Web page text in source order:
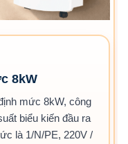
8kW
mức 8kW, công
biểu kiến đầu ra
là 1/N/PE, 220V /